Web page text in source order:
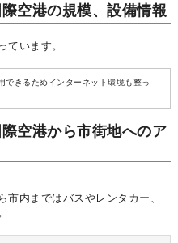
空港の規模、設備情報
ています。
できるためインターネット環境も整っ
空港から市街地へのア
市内まではバスやレンタカー、